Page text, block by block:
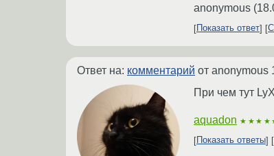
anonymous (
Показать ответ
Ответ на: комментарий от anonymous
При чем тут
aquadon
Показать ответы